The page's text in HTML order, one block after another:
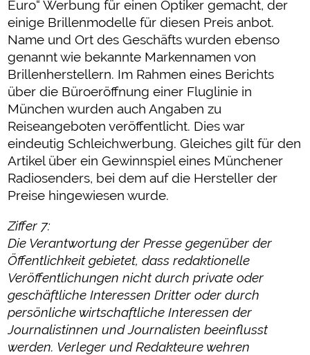
Euro“ Werbung für einen Optiker gemacht, der
einige Brillenmodelle für diesen Preis anbot.
Name und Ort des Geschäfts wurden ebenso
genannt wie bekannte Markennamen von
Brillenherstellern. Im Rahmen eines Berichts
über die Büroeröffnung einer Fluglinie in
München wurden auch Angaben zu
Reiseangeboten veröffentlicht. Dies war
eindeutig Schleichwerbung. Gleiches gilt für den
Artikel über ein Gewinnspiel eines Münchener
Radiosenders, bei dem auf die Hersteller der
Preise hingewiesen wurde.
Ziffer 7:
Die Verantwortung der Presse gegenüber der
Öffentlichkeit gebietet, dass redaktionelle
Veröffentlichungen nicht durch private oder
geschäftliche Interessen Dritter oder durch
persönliche wirtschaftliche Interessen der
Journalistinnen und Journalisten beeinflusst
werden. Verleger und Redakteure wehren